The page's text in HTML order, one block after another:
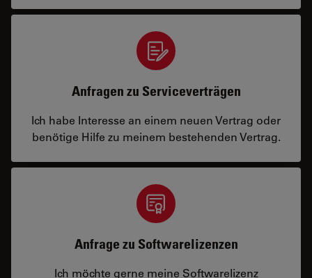
Anfragen zu Serviceverträgen
Ich habe Interesse an einem neuen Vertrag oder
benötige Hilfe zu meinem bestehenden Vertrag.
Anfrage zu Softwarelizenzen
Ich möchte gerne meine Softwarelizenz